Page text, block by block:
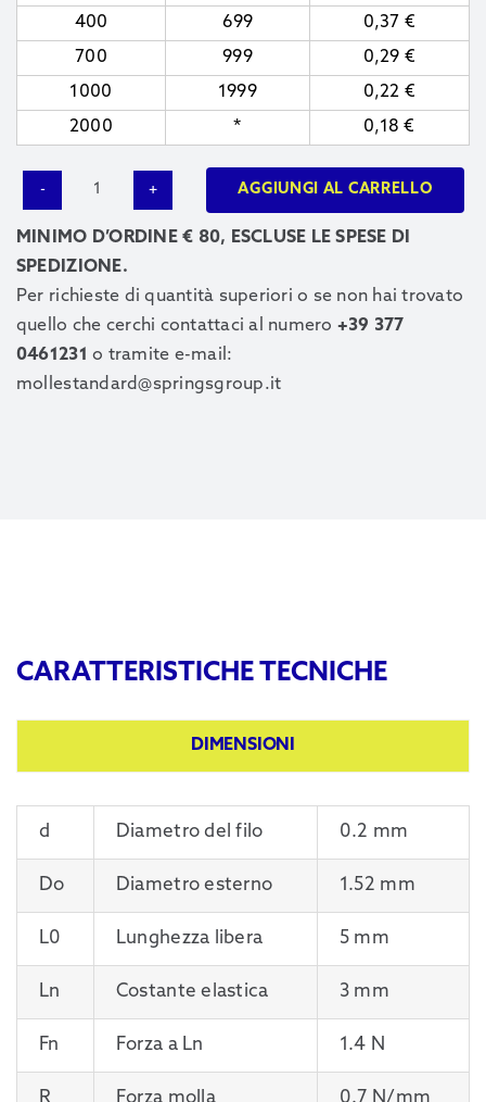
400
699 0,37 €
700
999 0,29 €
1000
1999 0,22 €
2000
* 0,18€
quantità
AGGIUNGI AL CARRELLO
MINIMO D’ORDINE € 80, ESCLUSE LE SPESE DI
SPEDIZIONE.
Per richieste di quantità superiori o se non hai trovato
quello che cerchi contattaci al numero +39 377
0461231 o tramite e-mail:
mollestandard@springsgroup.it
CARATTERISTICHE TECNICHE
DIMENSIONI
d Diametro del filo 0.2 mm
Do Diametro esterno 1.52 mm
L0 Lunghezza libera 5 mm
Ln Costante elastica 3 mm
Fn Forza a Ln 1.4 N
R Forza molla 0.7 N/mm